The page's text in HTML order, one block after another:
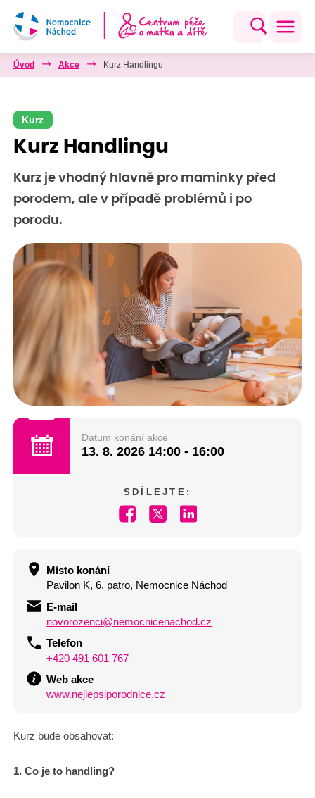
Úvod Akce Kurz Handlingu
Kurz
Kurz Handlingu
Kurz je vhodný hlavně pro maminky před
porodem, ale v případě problémů i po
porodu.
Datum konání akce
13. 8. 2026 14:00 - 16:00
SDÍLEJTE:
Místo konání
Pavilon K, 6. patro, Nemocnice Náchod
E-mail
novorozenci@nemocnicenachod.cz
Telefon
+420 491 601 767
Web akce
www.nejlepsiporodnice.cz
Kurz bude obsahovat:
1. Co je to handling?